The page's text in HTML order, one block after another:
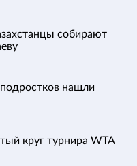
собирают
нашли
круг турнира WTA